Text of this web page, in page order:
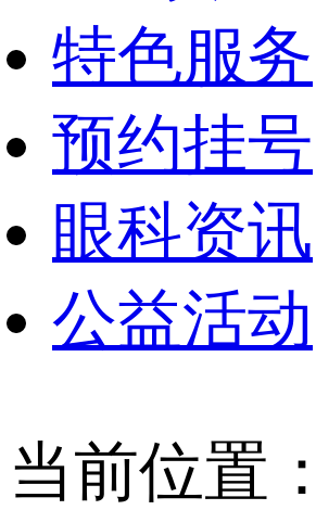
特色服务
预约挂号
眼科资讯
公益活动
当前位置：